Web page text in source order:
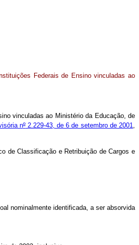
Federais de Ensino vinculadas ao
vinculadas ao Ministério da Educação, de
nº2.229-43, de 6 de setembro de 2001,
de Classificação e Retribuição de Cargos e
nominalmente identificada, a ser absorvida